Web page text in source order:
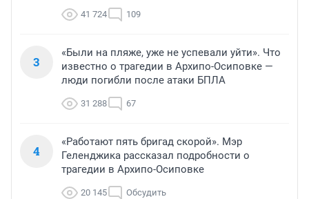
41 724 109
3
«Были на пляже, уже не успевали уйти». Что
известно о трагедии в Архипо-Осиповке —
люди погибли после атаки БПЛА
31 288 67
4
«Работают пять бригад скорой». Мэр
Геленджика рассказал подробности о
трагедии в Архипо-Осиповке
20 145 Обсудить